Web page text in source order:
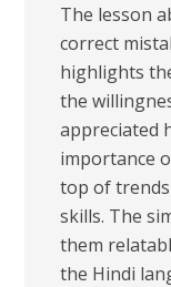
The lesson
correct
highlights
the
appreciated
importance
top of
skills. The
them
the Hindi